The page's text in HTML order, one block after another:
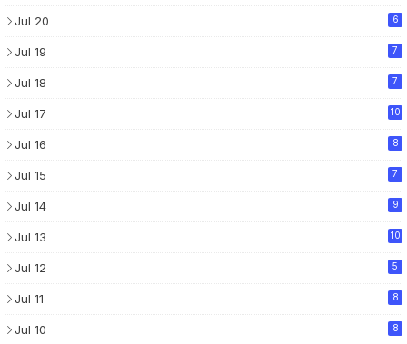
Jul 20 6
Jul 19 7
Jul 18 7
Jul 17 10
Jul 16 8
Jul 15 7
Jul 14 9
Jul 13 10
Jul 12 5
Jul 11 8
Jul 10 8